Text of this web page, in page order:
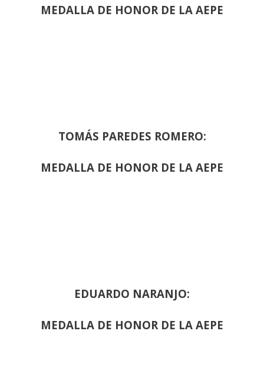
MEDALLA DE HONOR DE LA AEPE
TOMÁS PAREDES ROMERO:
MEDALLA DE HONOR DE LA AEPE
EDUARDO NARANJO:
MEDALLA DE HONOR DE LA AEPE